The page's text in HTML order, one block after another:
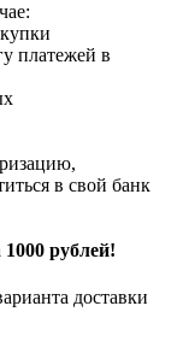
платежей в
в свой банк
рублей!
доставки